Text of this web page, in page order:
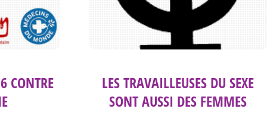
CONTRE
LES TRAVAILLEUSES DU SEXE
SONT AUSSI DES FEMMES